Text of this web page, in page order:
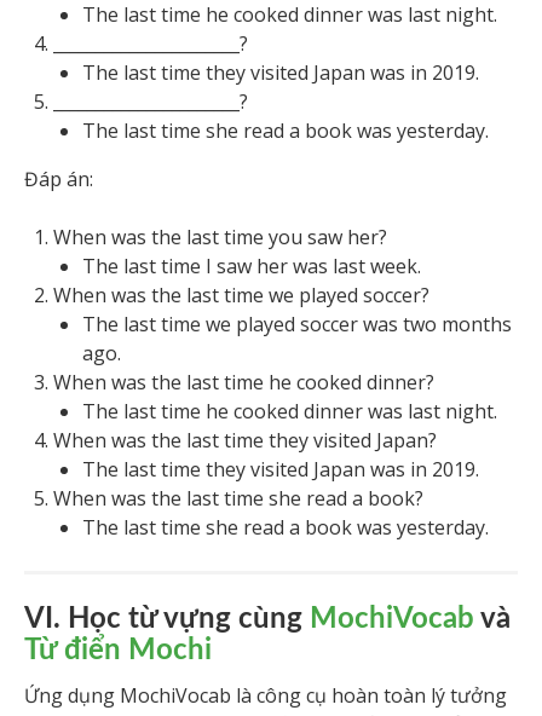
The last time he cooked dinner was last night.
______________________?
The last time they visited Japan was in 2019.
______________________?
The last time she read a book was yesterday.
Đáp án:
When was the last time you saw her?
The last time I saw her was last week.
When was the last time we played soccer?
The last time we played soccer was two months
ago.
When was the last time he cooked dinner?
The last time he cooked dinner was last night.
When was the last time they visited Japan?
The last time they visited Japan was in 2019.
When was the last time she read a book?
The last time she read a book was yesterday.
VI. Học từ vựng cùng MochiVocab và
Từ điển Mochi
Ứng dụng MochiVocab là công cụ hoàn toàn lý tưởng